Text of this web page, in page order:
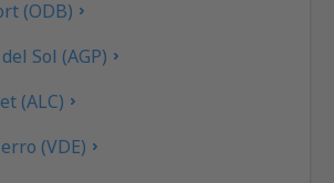
(ODB)
Sol (AGP)
(ALC)
(VDE)